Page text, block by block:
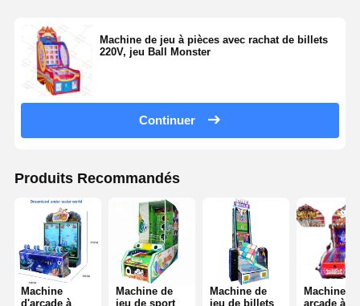
Machine de jeu à pièces avec rachat de billets
220V, jeu Ball Monster
Continuer
Produits Recommandés
Machine
d'arcade à
Machine de
jeu de sport
Machine de
jeu de billets
Machines à
arcade à